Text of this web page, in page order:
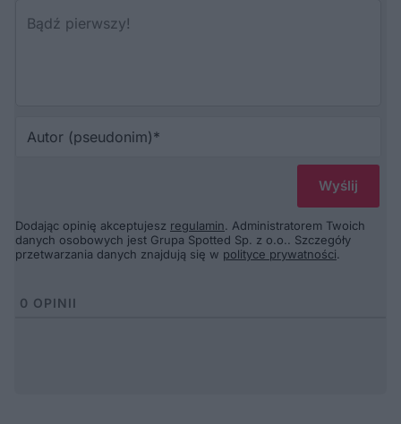
Dodając opinię akceptujesz regulamin. Administratorem Twoich
danych osobowych jest Grupa Spotted Sp. z o.o.. Szczegóły
przetwarzania danych znajdują się w polityce prywatności.
0 OPINII